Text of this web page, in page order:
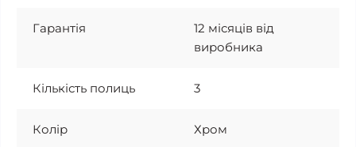
Гарантія
12 місяців від
виробника
Кількість полиць 3
Колір Хром